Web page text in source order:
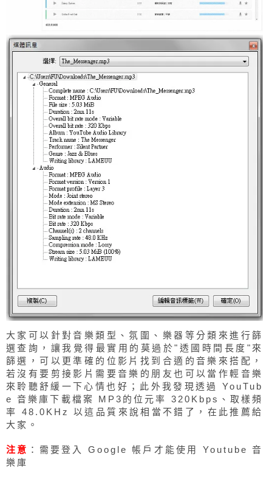
大家可以針對音樂類型、氛圍、樂器等分類來進行篩
選查詢，讓我覺得最實用的莫過於"透國時間長度"來
篩選，可以更準確的位影片找到合適的音樂來搭配，
若沒有要剪接影片需要音樂的朋友也可以當作輕音樂
來聆聽舒緩一下心情也好；此外我發現透過 YouTub
e 音樂庫下載檔案 MP3的位元率 320Kbps、取樣頻
率 48.0KHz 以這品質來說相當不錯了，在此推薦給
大家。
注意 ：需要登入 Google 帳戶才能使用 Youtube 音
樂庫